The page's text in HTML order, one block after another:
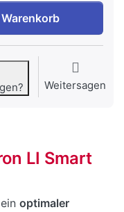
Smart 320/12V
Weitersagen
LI Smart
optimaler